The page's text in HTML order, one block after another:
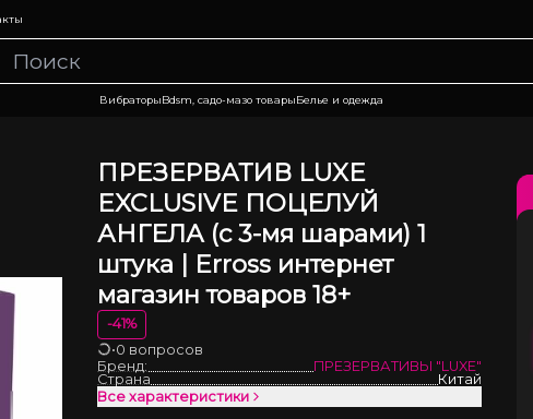
ВибраторыBdsm, садо-мазо товарыБелье и одежда
ПРЕЗЕРВАТИВ LUXE
EXCLUSIVE ПОЦЕЛУЙ
АНГЕЛА (с 3-мя шарами) 1
штука | Erross интернет
магазин товаров 18+
-41%
Загрузка
•0 вопросов
Бренд:
ПРЕЗЕРВАТИВЫ "LUXE"
Страна
Китай
Все характеристики